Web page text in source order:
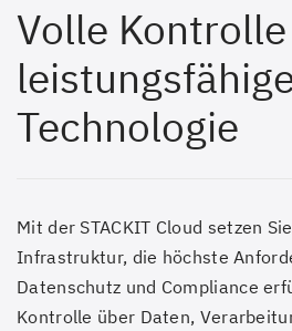
Volle
Technologie
Mit der STACKIT Cloud setzen
Infrastruktur, die höchste
Datenschutz und Compliance
Kontrolle über Daten,